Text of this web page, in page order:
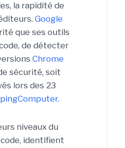
la rapidité de
Google
que ses outils
de détecter
Chrome
sécurité, soit
lors des 23
niveaux du
identifient